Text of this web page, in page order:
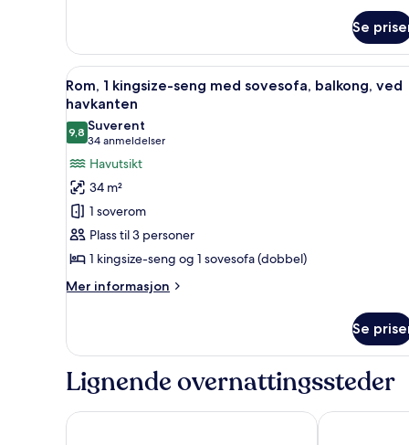
ved
havkanten
Se
Åpne
alle
bildene
av
Rom,
1
kingsize-
seng
med
sovesofa,
balkong,
Sengetøy av topp kvalitet,
7
Rom, 1 kingsize-seng med sovesofa, balkong, ved
havkanten
9,89,8 av 10
Suverent
34 anmeldelser
(34
anmeldelser)
Havutsikt
34 m²
1 soverom
Plass til 3 personer
1 kingsize-seng og 1 sovesofa (dobbel)
Mer informasjon
Mer
1
seng
sovesofa,
Se
Lignende overnattingssteder
Hotel Indigo Grand Cayman by IHG Hampton by